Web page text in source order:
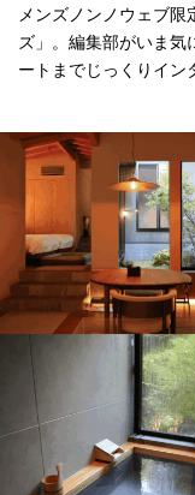
メンズノンノウェブ
ズ」。編集部がいま気
ートまでじっくりイン